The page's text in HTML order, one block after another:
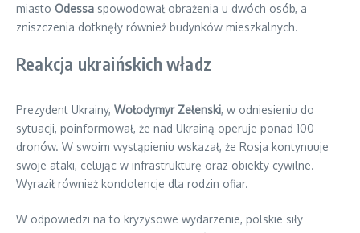
miasto Odessa spowodował obrażenia u dwóch osób, a
zniszczenia dotknęły również budynków mieszkalnych.
Reakcja ukraińskich władz
Prezydent Ukrainy, Wołodymyr Zełenski, w odniesieniu do
sytuacji, poinformował, że nad Ukrainą operuje ponad 100
dronów. W swoim wystąpieniu wskazał, że Rosja kontynuuje
swoje ataki, celując w infrastrukturę oraz obiekty cywilne.
Wyraził również kondolencje dla rodzin ofiar.
W odpowiedzi na to kryzysowe wydarzenie, polskie siły